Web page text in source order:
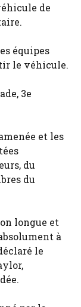
de
équipes
le véhicule.
3e
et les
du
du
longue et
à
le